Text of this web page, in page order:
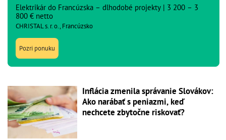
Elektrikár do Francúzska – dlhodobé projekty | 3 200 – 3
800 € netto
CHRISTAL s. r. o., Francúzsko
Pozri ponuku
Inflácia zmenila správanie Slovákov:
Ako narábať s peniazmi, keď
nechcete zbytočne riskovať?